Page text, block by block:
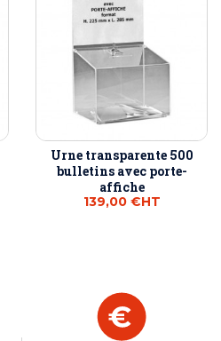
Urne transparente 500
bulletins avec porte-
affiche
139,00 €HT